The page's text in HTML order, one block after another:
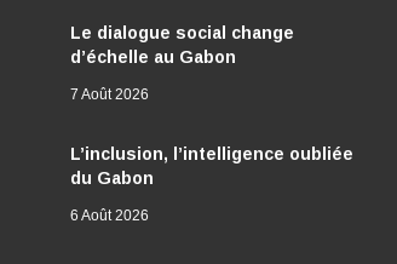
Le dialogue social change
d’échelle au Gabon
7 Août 2026
L’inclusion, l’intelligence oubliée
du Gabon
6 Août 2026